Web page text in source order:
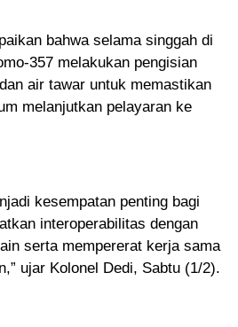
bahwa selama singgah di
357 melakukan pengisian
air tawar untuk memastikan
melanjutkan pelayaran ke
kesempatan penting bagi
interoperabilitas dengan
serta mempererat kerja sama
ujar Kolonel Dedi, Sabtu (1/2).